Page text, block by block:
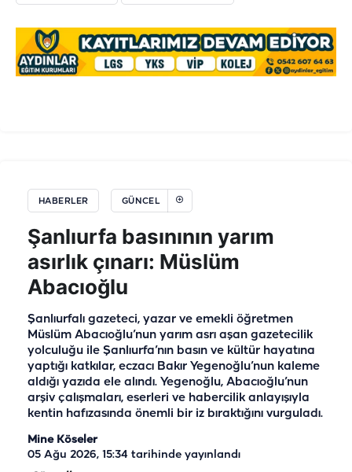
HABERLER GÜNCEL
Şanlıurfa basınının yarım
asırlık çınarı: Müslüm
Abacıoğlu
Şanlıurfalı gazeteci, yazar ve emekli öğretmen
Müslüm Abacıoğlu’nun yarım asrı aşan gazetecilik
yolculuğu ile Şanlıurfa’nın basın ve kültür hayatına
yaptığı katkılar, eczacı Bakır Yegenoğlu’nun kaleme
aldığı yazıda ele alındı. Yegenoğlu, Abacıoğlu’nun
arşiv çalışmaları, eserleri ve habercilik anlayışıyla
kentin hafızasında önemli bir iz bıraktığını vurguladı.
Mine Köseler
05 Ağu 2026, 15:34 tarihinde yayınlandı